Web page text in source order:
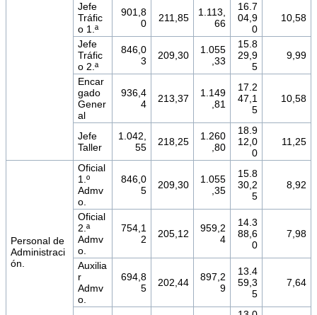
Jefe
Tráfic
o 1.ª
901,8
0
211,85
1.113,
66
16.7
04,9
0
10,58
Jefe
Tráfic
o 2.ª
846,0
3
209,30
1.055
,33
15.8
29,9
5
9,99
Encar
gado
Gener
al
936,4
4
213,37
1.149
,81
17.2
47,1
5
10,58
Jefe
Taller
1.042,
55
218,25
1.260
,80
18.9
12,0
0
11,25
Personal de
Administraci
ón.
Oficial
1.º
Admv
o.
846,0
5
209,30
1.055
,35
15.8
30,2
5
8,92
Oficial
2.ª
Admv
o.
754,1
2
205,12
959,2
4
14.3
88,6
0
7,98
Auxilia
r
Admv
o.
694,8
5
202,44
897,2
9
13.4
59,3
5
7,64